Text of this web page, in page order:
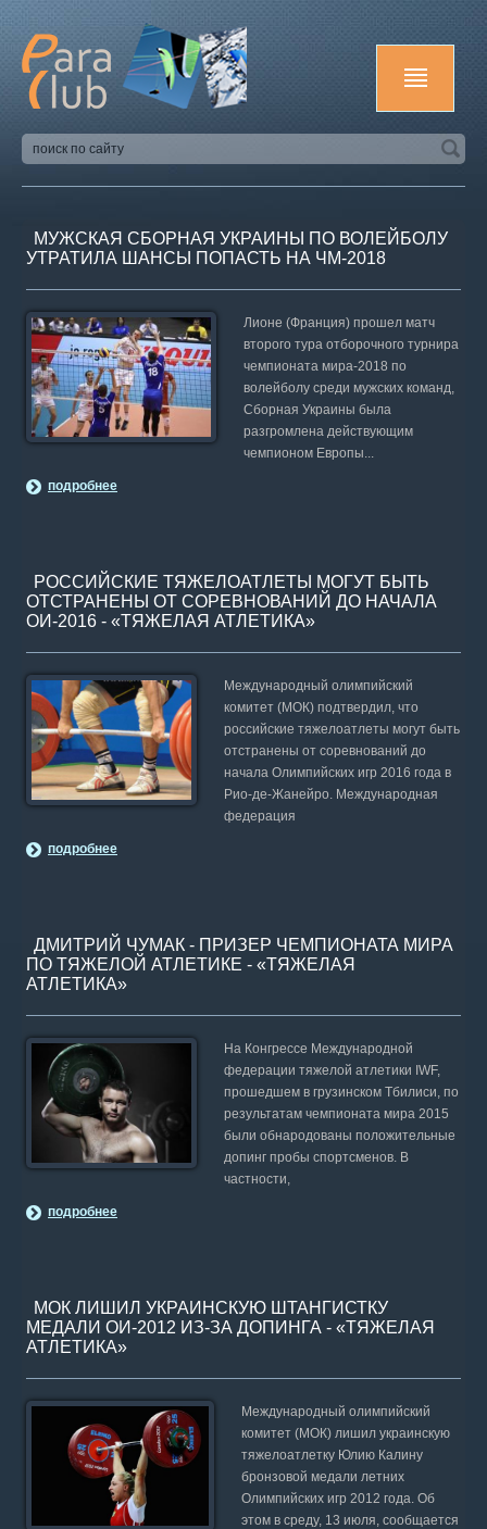
МУЖСКАЯ СБОРНАЯ УКРАИНЫ ПО ВОЛЕЙБОЛУ
УТРАТИЛА ШАНСЫ ПОПАСТЬ НА ЧМ-2018
Лионе (Франция) прошел матч
второго тура отборочного турнира
чемпионата мира-2018 по
волейболу среди мужских команд,
Сборная Украины была
разгромлена действующим
чемпионом Европы...
подробнее
РОССИЙСКИЕ ТЯЖЕЛОАТЛЕТЫ МОГУТ БЫТЬ
ОТСТРАНЕНЫ ОТ СОРЕВНОВАНИЙ ДО НАЧАЛА
ОИ-2016 - «ТЯЖЕЛАЯ АТЛЕТИКА»
Международный олимпийский
комитет (МОК) подтвердил, что
российские тяжелоатлеты могут быть
отстранены от соревнований до
начала Олимпийских игр 2016 года в
Рио-де-Жанейро. Международная
федерация
подробнее
ДМИТРИЙ ЧУМАК - ПРИЗЕР ЧЕМПИОНАТА МИРА
ПО ТЯЖЕЛОЙ АТЛЕТИКЕ - «ТЯЖЕЛАЯ
АТЛЕТИКА»
На Конгрессе Международной
федерации тяжелой атлетики IWF,
прошедшем в грузинском Тбилиси, по
результатам чемпионата мира 2015
были обнародованы положительные
допинг пробы спортсменов. В
частности,
подробнее
МОК ЛИШИЛ УКРАИНСКУЮ ШТАНГИСТКУ
МЕДАЛИ ОИ-2012 ИЗ-ЗА ДОПИНГА - «ТЯЖЕЛАЯ
АТЛЕТИКА»
Международный олимпийский
комитет (МОК) лишил украинскую
тяжелоатлетку Юлию Калину
бронзовой медали летних
Олимпийских игр 2012 года. Об
этом в среду, 13 июля, сообщается